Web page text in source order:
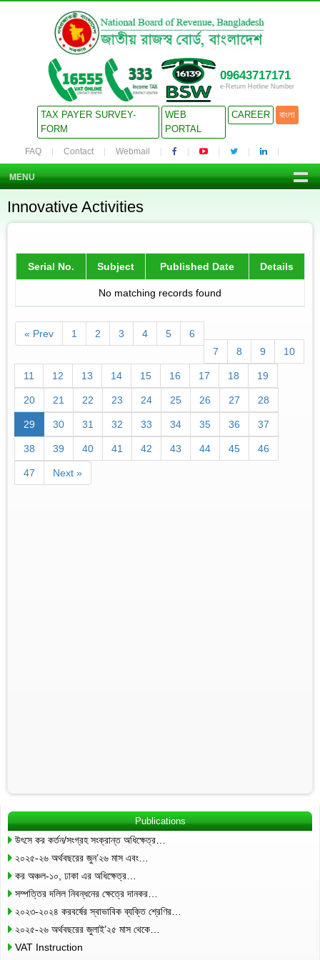
09643717171
e-Return Hotline Number
TAX PAYER SURVEY-
FORM
WEB
PORTAL
CAREER বাংলা
FAQ Contact Webmail
MENU
Innovative Activities
Serial No. Subject Published Date Details
No matching records found
« Prev 1 2 3 4 5
6
7
8 9 10
11 12 13 14 15 16 17 18 19
20 21 22 23 24 25 26 27 28
29 30 31 32 33 34 35 36 37
38 39 40 41 42 43 44 45 46
47 Next »
Publications
উৎসে কর কর্তন/সংগ্রহ সংক্রান্ত অধিক্ষেত্র…
২০২৫-২৬ অর্থবছরের জুন’২৬ মাস এবং…
কর অঞ্চল-১০, ঢাকা এর অধিক্ষেত্র…
সম্পত্তির দলিল নিবন্ধনের ক্ষেত্রে দানকর…
২০২৩-২০২৪ করবর্ষের স্বাভাবিক ব্যক্তি শ্রেণির…
২০২৫-২৬ অর্থবছরের জুলাই’২৫ মাস থেকে…
VAT Instruction